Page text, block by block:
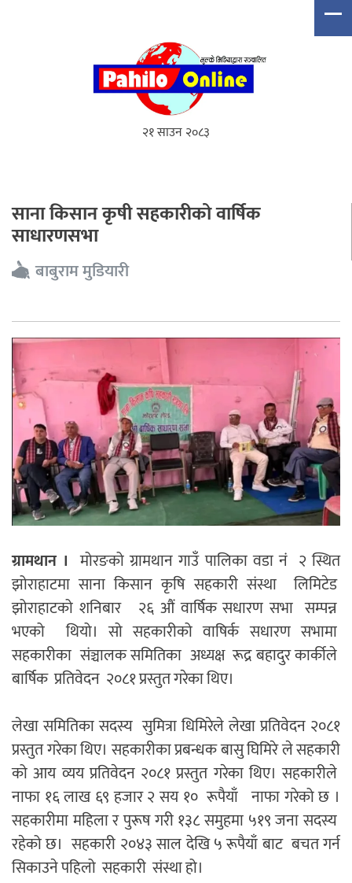
२१ साउन २०८३
साना किसान कृषी सहकारीको वार्षिक
साधारणसभा
बाबुराम मुडियारी
ग्रामथान । मोरङको ग्रामथान गाउँ पालिका वडा नं २ स्थित
झोराहाटमा साना किसान कृषि सहकारी संस्था लिमिटेड
झोराहाटको शनिबार २६ औं वार्षिक सधारण सभा सम्पन्न
भएको थियो। सो सहकारीको वाषिर्क सधारण सभामा
सहकारीका संञ्चालक समितिका अध्यक्ष रूद्र बहादुर कार्कीले
बार्षिक प्रतिवेदन २०८१ प्रस्तुत गरेका थिए।
लेखा समितिका सदस्य सुमित्रा धिमिरेले लेखा प्रतिवेदन २०८१
प्रस्तुत गरेका थिए। सहकारीका प्रबन्धक बासु घिमिरे ले सहकारी
को आय व्यय प्रतिवेदन २०८१ प्रस्तुत गरेका थिए। सहकारीले
नाफा १६ लाख ६९ हजार २ सय १० रूपैयाँ नाफा गरेको छ ।
सहकारीमा महिला र पुरूष गरी १३८ समुहमा ५१९ जना सदस्य
रहेको छ। सहकारी २०४३ साल देखि ५ रूपैयाँ बाट बचत गर्न
सिकाउने पहिलो सहकारी संस्था हो।